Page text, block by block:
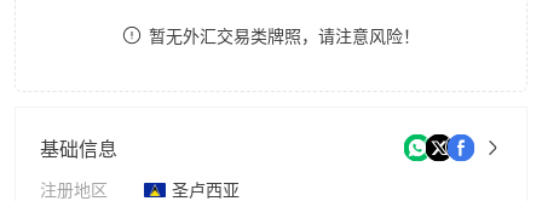
暂无外汇交易类牌照，请注意风险！
基础信息
注册地区
圣卢西亚